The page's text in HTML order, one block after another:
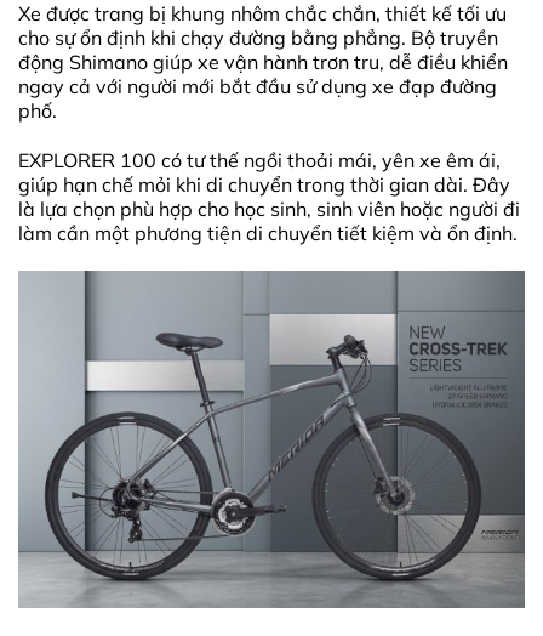
Xe được trang bị khung nhôm chắc chắn, thiết kế tối ưu
cho sự ổn định khi chạy đường bằng phẳng. Bộ truyền
động Shimano giúp xe vận hành trơn tru, dễ điều khiển
ngay cả với người mới bắt đầu sử dụng xe đạp đường
phố.
EXPLORER 100 có tư thế ngồi thoải mái, yên xe êm ái,
giúp hạn chế mỏi khi di chuyển trong thời gian dài. Đây
là lựa chọn phù hợp cho học sinh, sinh viên hoặc người đi
làm cần một phương tiện di chuyển tiết kiệm và ổn định.